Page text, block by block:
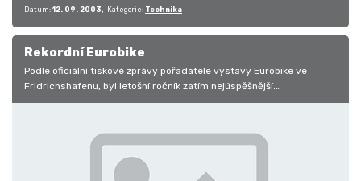
Datum: 12. 09. 2003 Kategorie: Technika
Rekordní Eurobike
Podle oficiální tiskové zprávy pořadatele výstavy Eurobike ve
Fridrichshafenu, byl letošní ročník zatím nejúspěšnější.
Prezentovalo se zde…